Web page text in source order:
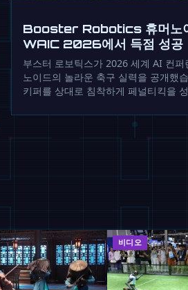
Booster Robotics 휴머노
WAIC 2026에서 득점 성공
부스터 로보틱스가 2026 세계 AI 컨퍼
노이드의 놀라운 축구 실력을 공개했
키퍼를 상대로 침착하게 페널티킥을
비디오